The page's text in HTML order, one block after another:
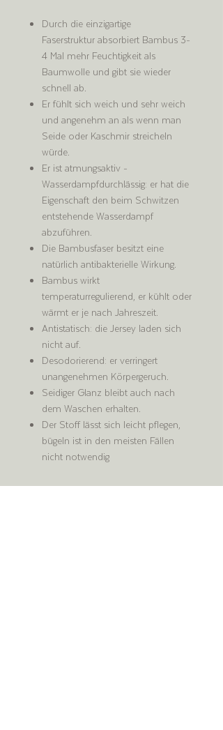
Durch die einzigartige
Faserstruktur absorbiert Bambus 3-
4 Mal mehr Feuchtigkeit als
Baumwolle und gibt sie wieder
schnell ab.
Er fühlt sich weich und sehr weich
und angenehm an als wenn man
Seide oder Kaschmir streicheln
würde.
Er ist atmungsaktiv -
Wasserdampfdurchlässig: er hat die
Eigenschaft den beim Schwitzen
entstehende Wasserdampf
abzuführen.
Die Bambusfaser besitzt eine
natürlich antibakterielle Wirkung.
Bambus wirkt
temperaturregulierend, er kühlt oder
wärmt er je nach Jahreszeit.
Antistatisch: die Jersey laden sich
nicht auf.
Desodorierend: er verringert
unangenehmen Körpergeruch.
Seidiger Glanz bleibt auch nach
dem Waschen erhalten.
Der Stoff lässt sich leicht pflegen,
bügeln ist in den meisten Fällen
nicht notwendig